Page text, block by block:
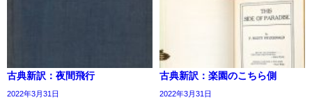
古典新訳：夜間飛行
2022年3月31日
古典新訳：楽園のこちら側
2022年3月31日